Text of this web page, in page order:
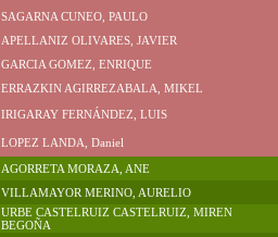
SAGARNA CUNEO, PAULO
APELLANIZ OLIVARES, JAVIER
GARCIA GOMEZ, ENRIQUE
ERRAZKIN AGIRREZABALA, MIKEL
IRIGARAY FERNÁNDEZ, LUIS
LOPEZ LANDA, Daniel
AGORRETA MORAZA, ANE
VILLAMAYOR MERINO, AURELIO
URBE CASTELRUIZ CASTELRUIZ, MIREN
BEGOÑA